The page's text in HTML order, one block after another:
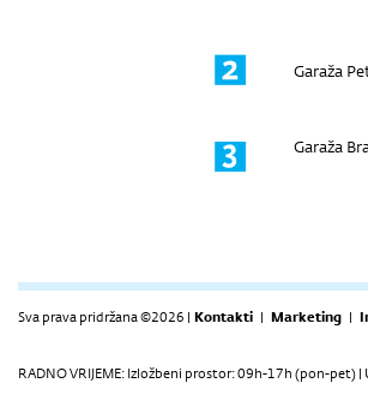
Garaža
Garaža
Sva prava pridržana ©2026 | Kontakti | Marketing |
RADNO VRIJEME: Izložbeni prostor: 09h-17h (pon-